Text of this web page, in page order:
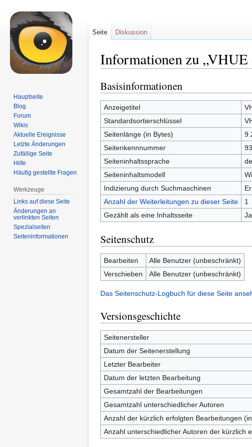
Informationen zu „VHUE
Zur
Navigation
springen
Zur
Suche
springen
Basisinformationen
Anzeigetitel
Standardsortierschlüssel
Seitenlänge (in Bytes)
Seitenkennnummer
Seiteninhaltssprache
Seiteninhaltsmodell
Indizierung durch Suchmaschinen
Anzahl der Weiterleitungen zu dieser Seite
1
Gezählt als eine Inhaltsseite
Ja
Seitenschutz
Bearbeiten
Alle Benutzer (unbeschränkt)
Verschieben
Alle Benutzer (unbeschränkt)
Das Seitenschutz-Logbuch für diese Seite
Versionsgeschichte
Seitenersteller
Datum der Seitenerstellung
Letzter Bearbeiter
Datum der letzten Bearbeitung
Gesamtzahl der Bearbeitungen
Gesamtzahl unterschiedlicher Autoren
Anzahl der kürzlich erfolgten Bearbeitungen
Anzahl unterschiedlicher Autoren der kürzlich
Seite Diskussion
Hauptseite
Blog
Forum
Wikis
Aktuelle Ereignisse
Letzte Änderungen
Zufällige Seite
Hilfe
Häufig gestellte Fragen
Werkzeuge
Links auf diese Seite
Änderungen an
verlinkten Seiten
Spezialseiten
Seiten­informationen